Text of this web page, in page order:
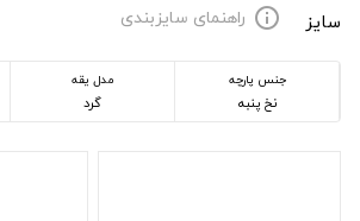
سایز
info راهنمای سایزبندی
جنس پارچه
نخ پنبه
مدل یقه
گرد